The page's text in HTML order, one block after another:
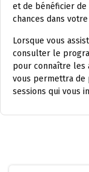
et de bénéficier
chances dans
Lorsque vous
consulter le
pour connaître les
vous permettra de
sessions qui vous